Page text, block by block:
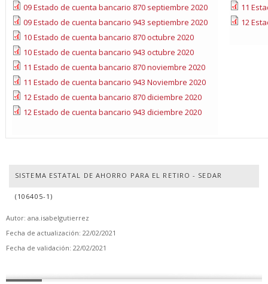
09 Estado de cuenta bancario 870 septiembre 2020
09 Estado de cuenta bancario 943 septiembre 2020
10 Estado de cuenta bancario 870 octubre 2020
10 Estado de cuenta bancario 943 octubre 2020
11 Estado de cuenta bancario 870 noviembre 2020
11 Estado de cuenta bancario 943 Noviembre 2020
12 Estado de cuenta bancario 870 diciembre 2020
12 Estado de cuenta bancario 943 diciembre 2020
11
12
SISTEMA ESTATAL DE AHORRO PARA EL RETIRO - SEDAR
(106405-1)
Autor: ana.isabelgutierrez
Fecha de actualización: 22/02/2021
Fecha de validación: 22/02/2021